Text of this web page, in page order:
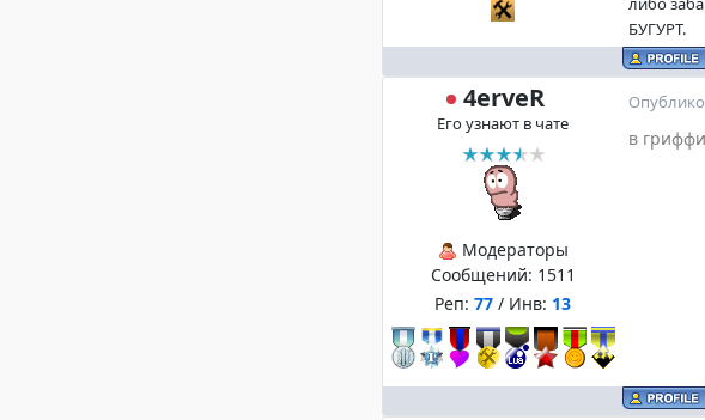
БУГУРТ.
4erveR
Его узнают в чате
Модераторы
Сообщений: 1511
Реп: 77 / Инв: 13
в